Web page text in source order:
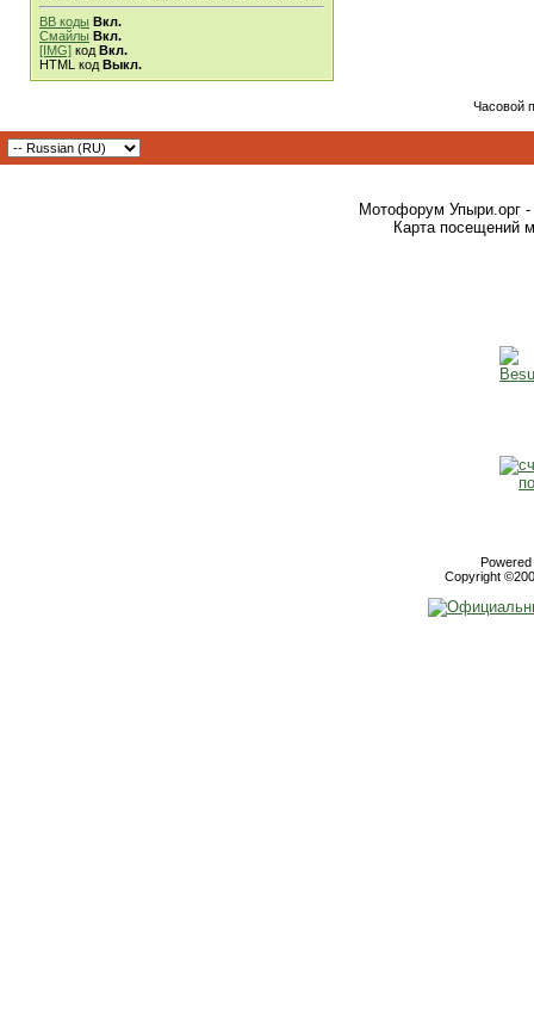
BB коды Вкл.
Смайлы Вкл.
[IMG] код Вкл.
HTML код Выкл.
Часовой
Мотофорум Упыри.орг -
Карта посещений
Copyright